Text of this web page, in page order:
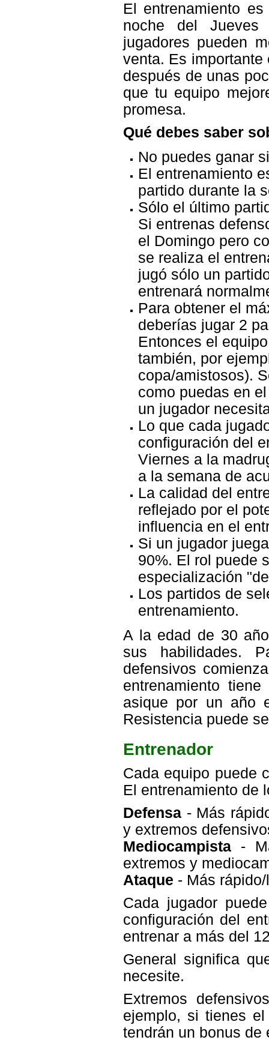
El entrenamiento
noche del Jueves
jugadores pueden
venta. Es
después de unas
que tu equipo
promesa.
Qué debes saber
No puedes ganar
El entrenamiento
partido durante la
Sólo el último
Si entrenas
el Domingo pero
se realiza el
jugó sólo un
entrenará
Para obtener el
deberías jugar 2
Entonces el
también, por
copa/amistosos).
como puedas en
un jugador
Lo que cada
configuración del
Viernes a la
a la semana de
La calidad del
reflejado por el
influencia en el
Si un jugador
90%. El rol puede
especialización
Los partidos de
entrenamiento.
A la edad de 30
sus habilidades.
defensivos
entrenamiento
asique por un año
Resistencia puede
Entrenador
Cada equipo puede
El entrenamiento de
Defensa - Más
y extremos
Mediocampista -
extremos y
Ataque - Más
Cada jugador
configuración del
entrenar a más del
General significa
necesite.
Extremos
ejemplo, si tienes el
tendrán un bonus de